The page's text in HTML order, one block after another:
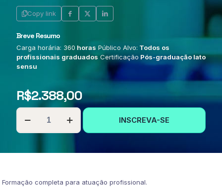
Copy link
Breve Resumo
Carga horária: 360 horas Público Alvo: Todos os
profissionais graduadosCertificação Pós-graduação lato
sensu
R$2.388,00
PÓS-
GRADUAÇÃO
EM
quantidade
INSCREVA-SE
Formação completa para atuação profissional.